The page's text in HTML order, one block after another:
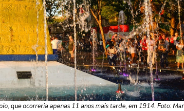
que ocorreria apenas 11 anos mais tarde, em 1914. Foto: